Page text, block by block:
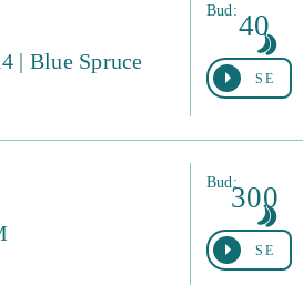
| Blue Spruce
Bud:40
SE
Bud:300
SE